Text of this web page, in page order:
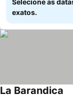
Selecione as
exatos.
La Barandica